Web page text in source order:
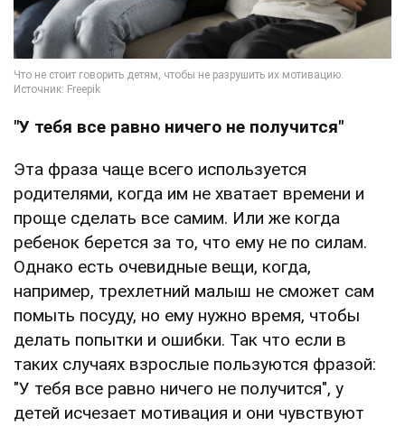
"У тебя все равно ничего не получится"
Эта фраза чаще всего используется
родителями, когда им не хватает времени и
проще сделать все самим. Или же когда
ребенок берется за то, что ему не по силам.
Однако есть очевидные вещи, когда,
например, трехлетний малыш не сможет сам
помыть посуду, но ему нужно время, чтобы
делать попытки и ошибки. Так что если в
таких случаях взрослые пользуются фразой:
"У тебя все равно ничего не получится", у
детей исчезает мотивация и они чувствуют